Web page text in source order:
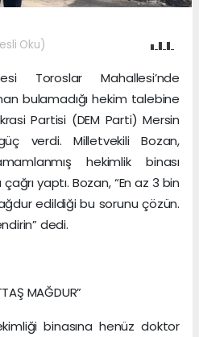
Oku)
Toroslar Mahallesi’nde
bulamadığı hekim talebine
Partisi (DEM Parti) Mersin
verdi. Milletvekili Bozan,
hekimlik binası
yaptı. Bozan, “En az 3 bin
edildiği bu sorunu çözün.
dedi.
MAĞDUR”
binasına henüz doktor